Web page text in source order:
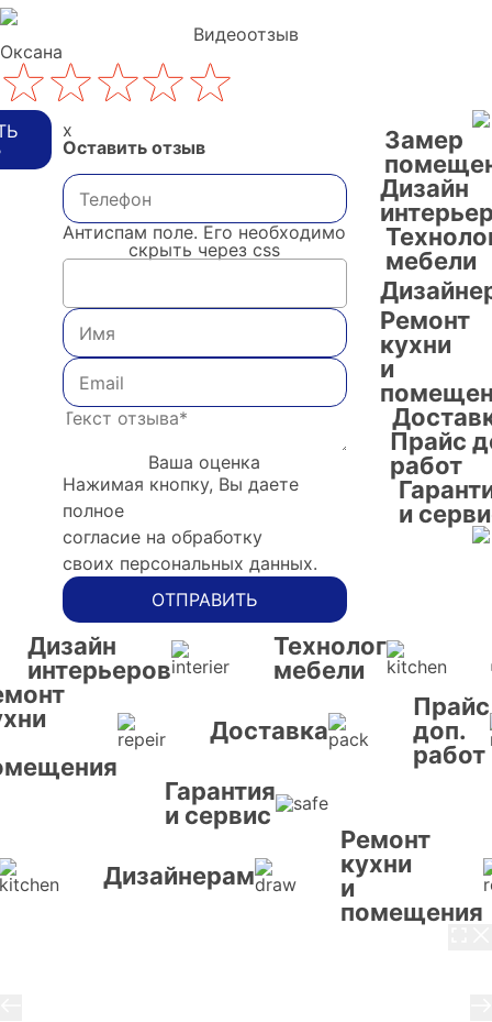
Видеоотзыв
Оксана
x
Оставить отзыв
Антиспам поле. Его необходимо
скрыть через css
Ваша оценка
Нажимая кнопку, Вы даете
полное
согласие на обработку
своих персональных данных.
ОТПРАВИТЬ
Замер
Дизайн
мебели
Ремонт
кухни
и
Прайс
работ
и
Дизайн
интерьеров
Технолог
мебели
Доставка
Прайс
доп.
работ
Гарантия
и сервис
Дизайнерам
Ремонт
кухни
и
помещения